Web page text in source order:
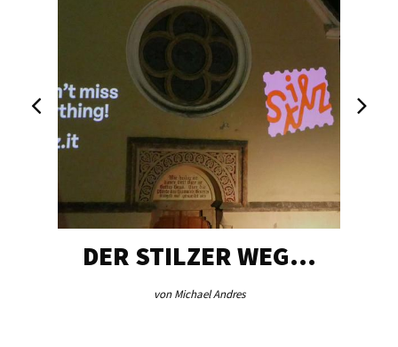
DER STILZER WEG…
von Michael Andres